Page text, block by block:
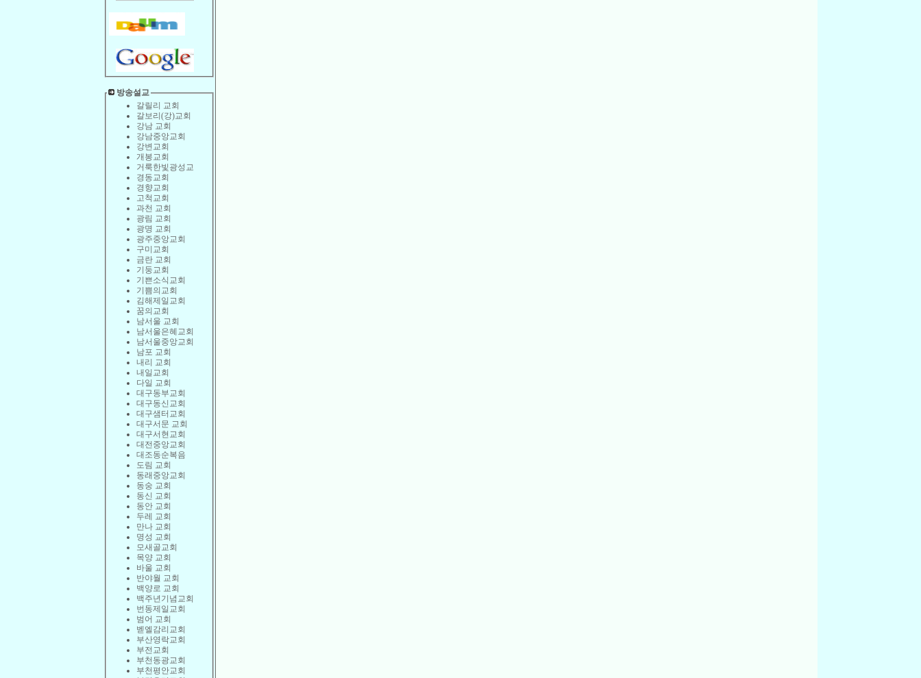
방송설교
갈릴리 교회
갈보리(강)교회
강남 교회
강남중앙교회
강변교회
개봉교회
거룩한빛광성교
경동교회
경향교회
고척교회
과천 교회
광림 교회
광명 교회
광주중앙교회
구미교회
금란 교회
기둥교회
기쁜소식교회
기쁨의교회
김해제일교회
꿈의교회
남서울 교회
남서울은혜교회
남서울중앙교회
남포 교회
내리 교회
내일교회
다일 교회
대구동부교회
대구동신교회
대구샘터교회
대구서문 교회
대구서현교회
대전중앙교회
대조동순복음
도림 교회
동래중앙교회
동숭 교회
동신 교회
동안 교회
두레 교회
만나 교회
명성 교회
모새골교회
목양 교회
바울 교회
반야월 교회
백양로 교회
백주년기념교회
번동제일교회
범어 교회
벧엘감리교회
부산영락교회
부전교회
부천동광교회
부천평안교회